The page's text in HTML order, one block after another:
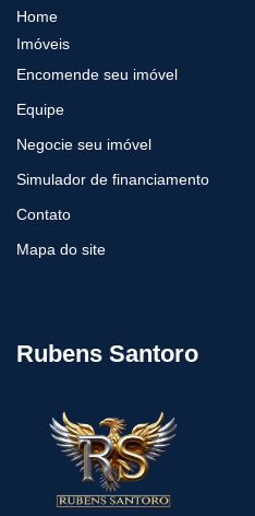
Home
Imóveis
Encomende seu imóvel
Equipe
Negocie seu imóvel
Simulador de financiamento
Contato
Mapa do site
Rubens Santoro